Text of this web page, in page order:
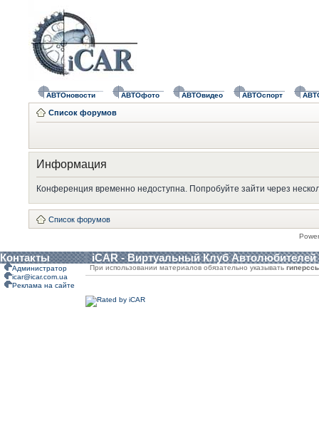
АВТОновости АВТОфото АВТОвидео АВТОспорт
Список форумов
Информация
Конференция временно недоступна. Попробуйте зайти через
Список форумов
Контакты iCAR - Виртуальный Клуб Автолюбителей
Администратор
icar@icar.com.ua
Реклама на сайте
При использовании материалов обязательно указывать